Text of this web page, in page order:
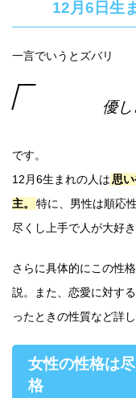
12月6日生
一言でいうとズバリ
優
です。
12月6生まれの人は思
主。
特に、男性は順応
尽くし上手で人が大好
さらに具体的にこの性
説。また、恋愛に対す
ったときの性質など詳
女性の性格は
格